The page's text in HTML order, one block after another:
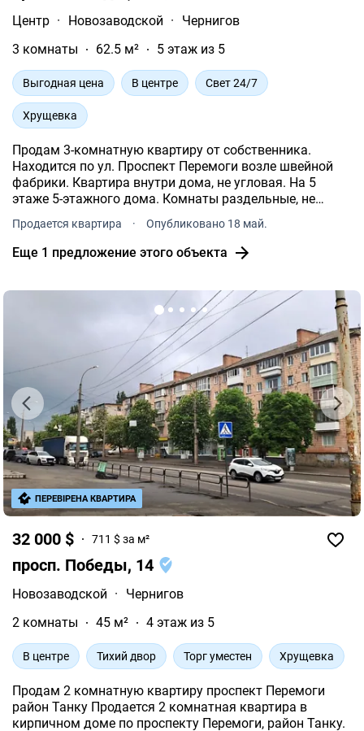
Центр · Новозаводской ·
Чернигов
3 комнаты
62.5 м² 5 этаж из 5
Выгодная цена В центре Свет 24/7
Хрущевка
Продам 3-комнатную квартиру от собственника.
Находится по ул. Проспект Перемоги возле швейной
фабрики. Квартира внутри дома, не угловая. На 5
этаже 5-этажного дома. Комнаты раздельные, не
По дому есть счетчик на тепло.
Продается квартира · Опубликовано 18 май.
Еще 1 предложение этого объекта
32 000 $ 711 $ за м²
просп. Победы, 14
Новозаводской ·
Чернигов
2 комнаты
45 м² 4 этаж из 5
В центре Тихий двор Торг уместен Хрущевка
Продам 2 комнатную квартиру проспект Перемоги
район Танку Продается 2 комнатная квартира в
кирпичном доме по проспекту Перемоги, район Танку.
ПЕРЕВІРЕНА КВАРТИРА